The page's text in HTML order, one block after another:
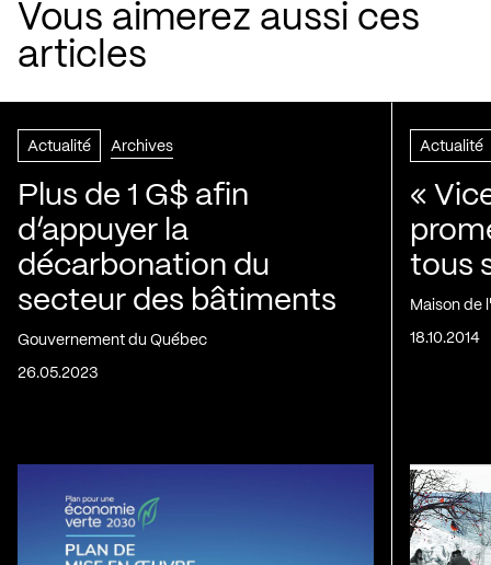
Vous aimerez aussi ces
articles
Actualité Archives
Plus de 1 G$ afin
d’appuyer la
décarbonation du
secteur des bâtiments
Gouvernement du Québec
26.05.2023
Actualité
«
tous
Maison de
18.10.2014